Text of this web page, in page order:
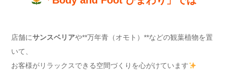
店舗にサンスベリアや**万年青（オモト）**などの観葉植物を置
いて、
お客様がリラックスできる空間づくりを心がけています